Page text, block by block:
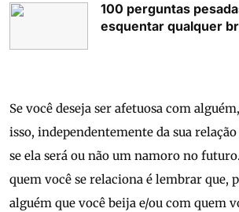
100 perguntas
esquentar qualquer
Se você deseja ser afetuosa com
isso, independentemente da sua
se ela será ou não um namoro no
quem você se relaciona é lembrar que,
alguém que você beija e/ou com quem